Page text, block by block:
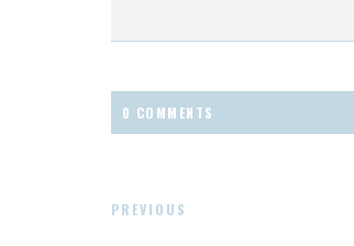
0 COMMENTS
PREVIOUS